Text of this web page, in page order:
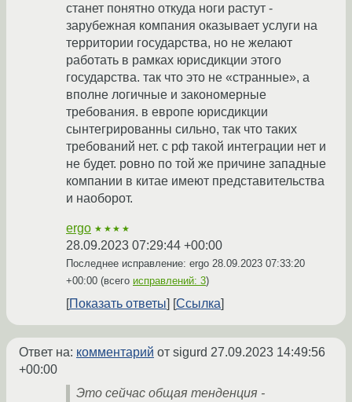
станет понятно откуда ноги растут -
зарубежная компания оказывает услуги на
территории государства, но не желают
работать в рамках юрисдикции этого
государства. так что это не «странные», а
вполне логичные и закономерные
требования. в европе юрисдикции
сынтегрированны сильно, так что таких
требований нет. с рф такой интеграции нет и
не будет. ровно по той же причине западные
компании в китае имеют представительства
и наоборот.
ergo ★★★★
28.09.2023 07:29:44 +00:00
Последнее исправление: ergo 28.09.2023 07:33:20
+00:00 (всего исправлений: 3)
Показать ответы Ссылка
Ответ на: комментарий от sigurd 27.09.2023 14:49:56
+00:00
Это сейчас общая тенденция -